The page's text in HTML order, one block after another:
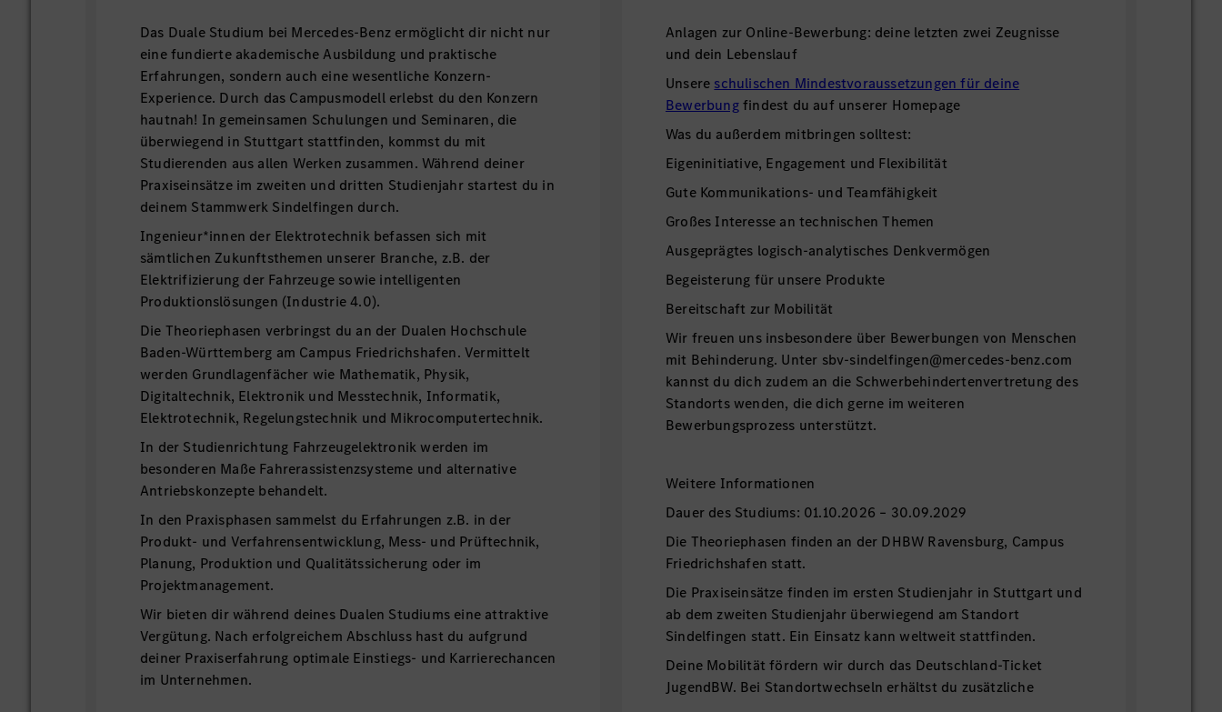
Das Duale Studium bei Mercedes-Benz ermöglicht dir nicht nur
eine fundierte akademische Ausbildung und praktische
Erfahrungen, sondern auch eine wesentliche Konzern-
Experience. Durch das Campusmodell erlebst du den Konzern
hautnah! In gemeinsamen Schulungen und Seminaren, die
überwiegend in Stuttgart stattfinden, kommst du mit
Studierenden aus allen Werken zusammen. Während deiner
Praxiseinsätze im zweiten und dritten Studienjahr startest du in
deinem Stammwerk Sindelfingen durch.
Ingenieur*innen der Elektrotechnik befassen sich mit
sämtlichen Zukunftsthemen unserer Branche, z.B. der
Elektrifizierung der Fahrzeuge sowie intelligenten
Produktionslösungen (Industrie 4.0).
Die Theoriephasen verbringst du an der Dualen Hochschule
Baden-Württemberg am Campus Friedrichshafen. Vermittelt
werden Grundlagenfächer wie Mathematik, Physik,
Digitaltechnik, Elektronik und Messtechnik, Informatik,
Elektrotechnik, Regelungstechnik und Mikrocomputertechnik.
In der Studienrichtung Fahrzeugelektronik werden im
besonderen Maße Fahrerassistenzsysteme und alternative
Antriebskonzepte behandelt.
In den Praxisphasen sammelst du Erfahrungen z.B. in der
Produkt- und Verfahrensentwicklung, Mess- und Prüftechnik,
Planung, Produktion und Qualitätssicherung oder im
Projektmanagement.
Wir bieten dir während deines Dualen Studiums eine attraktive
Vergütung. Nach erfolgreichem Abschluss hast du aufgrund
deiner Praxiserfahrung optimale Einstiegs- und Karrierechancen
im Unternehmen.
Anlagen zur Online-Bewerbung: deine letzten zwei Zeugnisse
und dein Lebenslauf
Unsere schulischen Mindestvoraussetzungen für deine
Bewerbungfindest du auf unserer Homepage
Was du außerdem mitbringen solltest:
Eigeninitiative, Engagement und Flexibilität
Gute Kommunikations- und Teamfähigkeit
Großes Interesse an technischen Themen
Ausgeprägtes logisch-analytisches Denkvermögen
Begeisterung für unsere Produkte
Bereitschaft zur Mobilität
Wir freuen uns insbesondere über Bewerbungen von Menschen
mit Behinderung. Unter sbv-sindelfingen@mercedes-benz.com
kannst du dich zudem an die Schwerbehindertenvertretung des
Standorts wenden, die dich gerne im weiteren
Bewerbungsprozess unterstützt.
Weitere Informationen
Dauer des Studiums: 01.10.2026 – 30.09.2029
Die Theoriephasen finden an der DHBW Ravensburg, Campus
Friedrichshafen statt.
Die Praxiseinsätze finden im ersten Studienjahr in Stuttgart und
ab dem zweiten Studienjahr überwiegend am Standort
Sindelfingen statt. Ein Einsatz kann weltweit stattfinden.
Deine Mobilität fördern wir durch das Deutschland-Ticket
JugendBW. Bei Standortwechseln erhältst du zusätzliche